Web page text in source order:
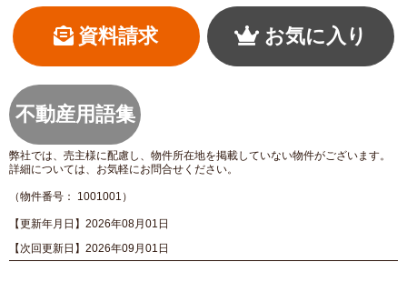
資料請求 お気に入り
不動産用語集
弊社では、売主様に配慮し、物件所在地を掲載していない物件がございます。
詳細については、お気軽にお問合せください。
（物件番号： 1001001）
【更新年月日】2026年08月01日
【次回更新日】2026年09月01日